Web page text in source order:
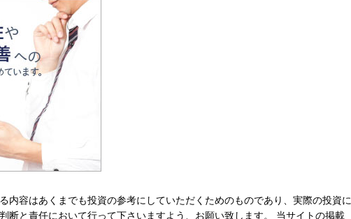
内容はあくまでも投資の参考にしていただくためのものであり、実際の投資に
断と責任において行って下さいますよう、お願い致します。 当サイトの掲載